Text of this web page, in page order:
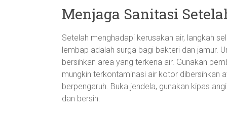
Menjaga Sanitasi
Setelah menghadapi kerusakan air, langkah
lembap adalah surga bagi bakteri dan jamur.
bersihkan area yang terkena air. Gunakan
mungkin terkontaminasi air kotor dibersihkan
berpengaruh. Buka jendela, gunakan kipas
dan bersih.